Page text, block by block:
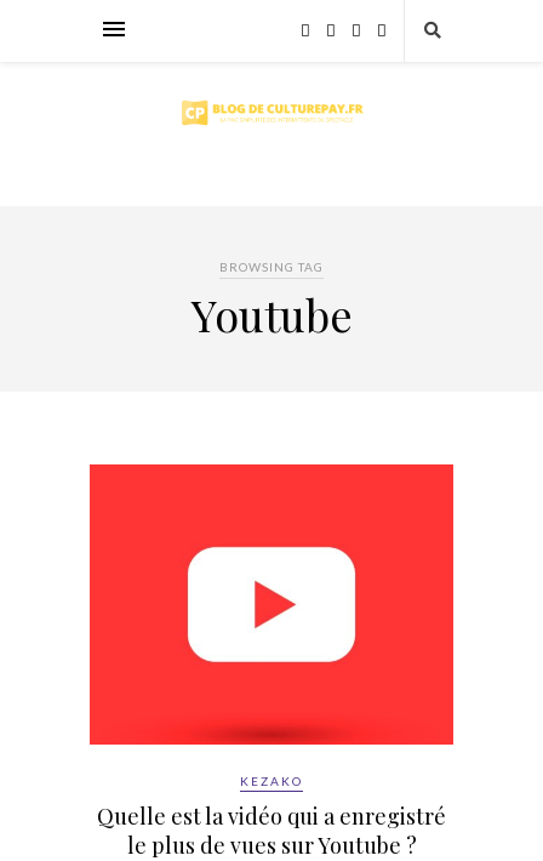
BROWSING TAG
Youtube
KEZAKO
Quelle est la vidéo qui a enregistré
le plus de vues sur Youtube ?